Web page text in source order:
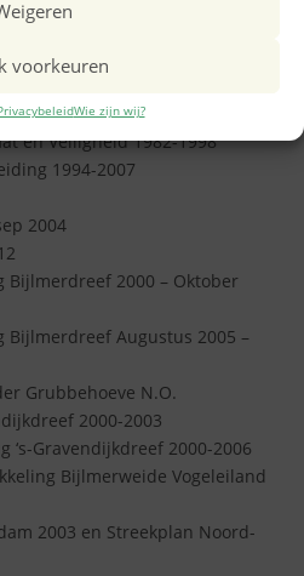
voorkeuren
Wie zijn wij?
Werkgroep Jeugdzaken 1993-
en Veiligheid 1982-1998
1994-2007
2004
Bijlmerdreef 2000 – Oktober
Bijlmerdreef Augustus 2005 –
Grubbehoeve N.O.
2000-2003
‘s-Gravendijkdreef 2000-2006
Bijlmerweide Vogeleiland
2003 en Streekplan Noord-